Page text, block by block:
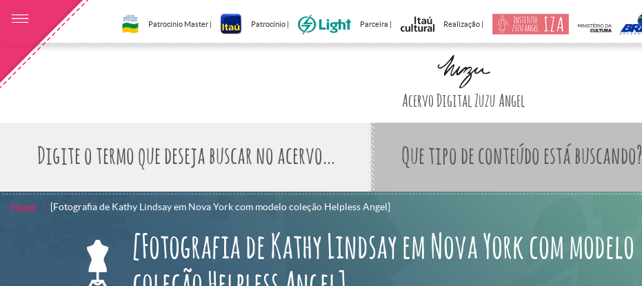
Patrocínio Master | Patrocínio | Parceira | Realização |
Acervo Digital Zuzu Angel
Que tipo de conteúdo está buscando?
Home [Fotografia de Kathy Lindsay em Nova York com modelo coleção Helpless Angel]
[Fotografia de Kathy Lindsay em Nova York com modelo